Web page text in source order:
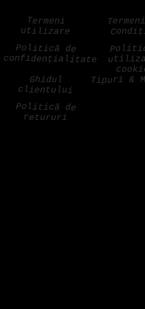
Termeni
utilizare
Politică de
confidențialitate
Ghidul
clientului
Tipuri &
Politică de
retururi